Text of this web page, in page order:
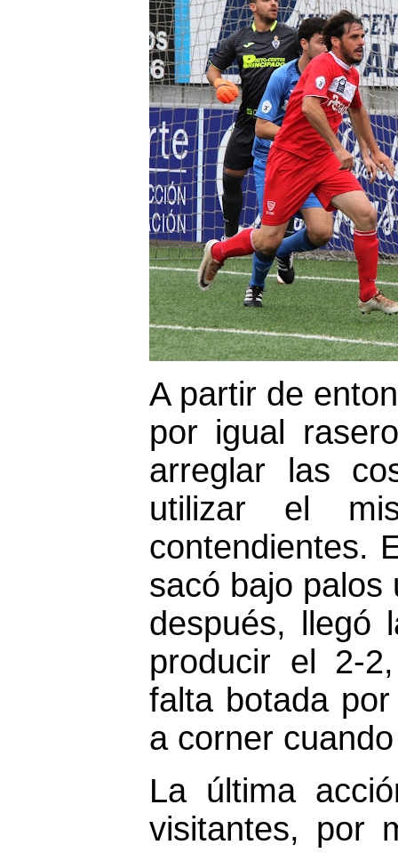
A partir de
por igual
arreglar las
utilizar el
contendientes.
sacó bajo palos
después, llegó
producir el 2-
falta botada
a corner
La última
visitantes, por